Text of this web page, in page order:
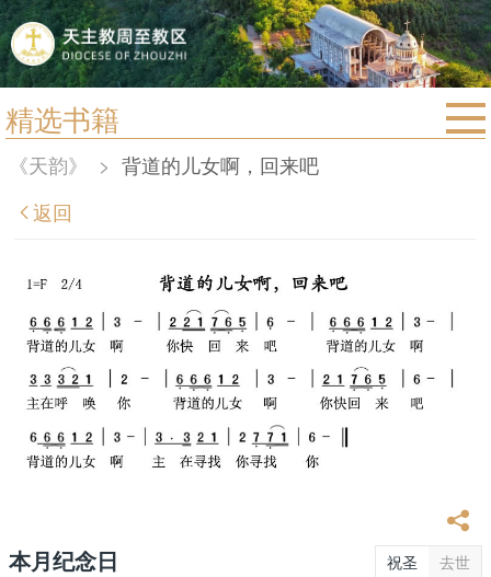
精选书籍
首页
宗教法规
教区简介
信仰文萃
教会圣月
《天韵》 > 背道的儿女啊，回来吧
返回
本月纪念日 祝圣 去世